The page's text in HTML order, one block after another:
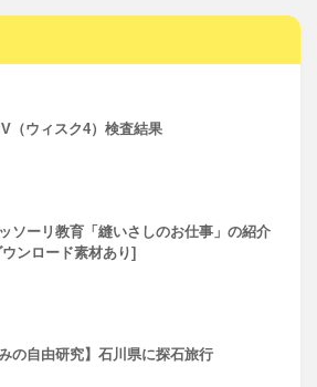
（ウィスク4）検査結果
ソーリ教育「縫いさしのお仕事」の紹介
ンロード素材あり]
みの自由研究】石川県に探石旅行